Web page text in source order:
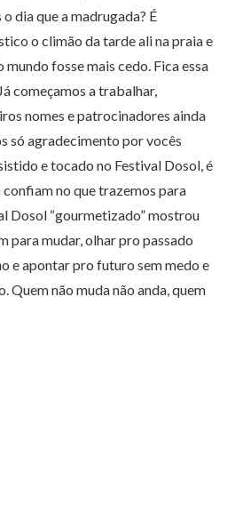
dia que a madrugada? É
o climão da tarde ali na praia e
fosse mais cedo. Fica essa
começamos a trabalhar,
nomes e patrocinadores ainda
só agradecimento por vocês
e tocado no Festival Dosol, é
no que trazemos para
Dosol “gourmetizado” mostrou
para mudar, olhar pro passado
e apontar pro futuro sem medo e
Quem não muda não anda, quem